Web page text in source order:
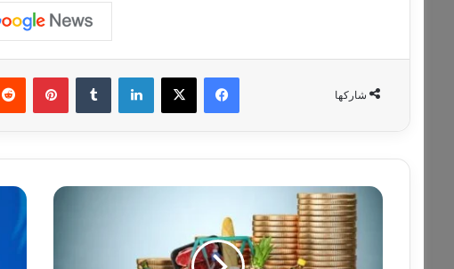
شاركها
فيسبوك ‫X لينكدإن ‏Tumblr بينتيريست
ا
و